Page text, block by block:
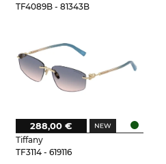
TF4089B - 81343B
Tiffany
TF3114 - 619116
288,00 €